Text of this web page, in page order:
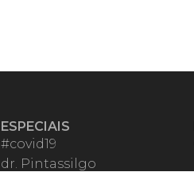
ESPECIAIS
#covid19
dr. Pintassilgo